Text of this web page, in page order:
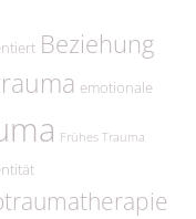
Beziehung
emotionale
Frühes Trauma